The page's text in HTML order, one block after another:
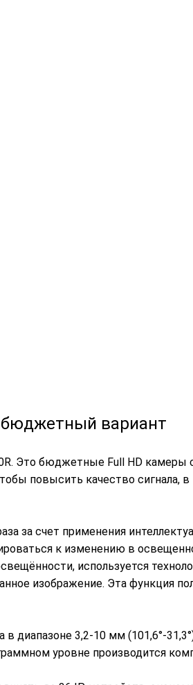
бюджетный вариант
Это бюджетные Full HD
повысить качество сигнала,
за счет применения
к изменению в
используется
изображение. Эта функция
диапазоне 3,2-10 мм (101,6°-
уровне производится